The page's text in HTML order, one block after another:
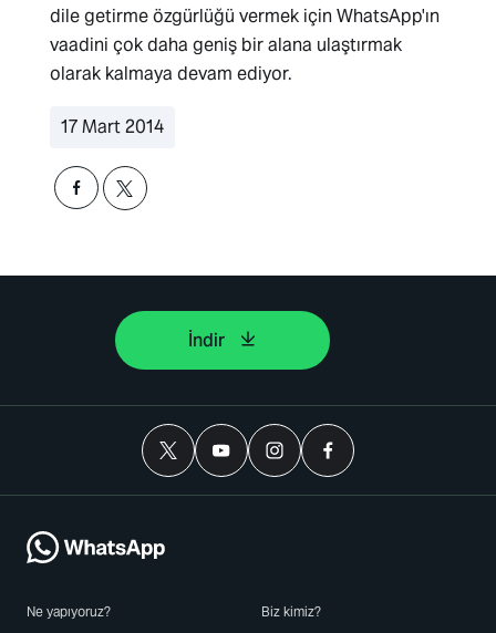
dile getirme özgürlüğü vermek için WhatsApp'ın
vaadini çok daha geniş bir alana ulaştırmak
olarak kalmaya devam ediyor.
17 Mart 2014
İndir
Ne yapıyoruz? Biz kimiz?